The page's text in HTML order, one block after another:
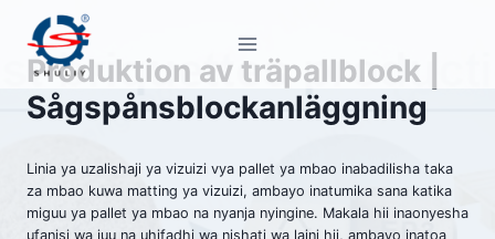
content
Produktion av träpallblock |
Sågspånsblockanläggning
Linia ya uzalishaji ya vizuizi vya pallet ya mbao inabadilisha taka
za mbao kuwa matting ya vizuizi, ambayo inatumika sana katika
miguu ya pallet ya mbao na nyanja nyingine. Makala hii inaonyesha
ufanisi wa juu na uhifadhi wa nishati wa laini hii, ambayo inatoa